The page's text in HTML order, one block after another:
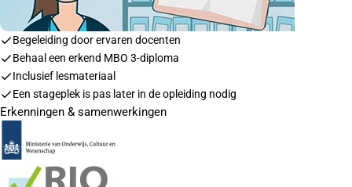
Begeleiding door ervaren docenten
Behaal een erkend MBO 3-diploma
Inclusief lesmateriaal
Een stageplek is pas later in de opleiding nodig
Erkenningen & samenwerkingen